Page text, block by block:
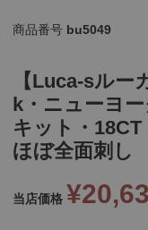
商品番号 bu5049
【Luca-sルー
k・ニューヨ
キット・18CT
ほぼ全面刺し
当店価格 ¥